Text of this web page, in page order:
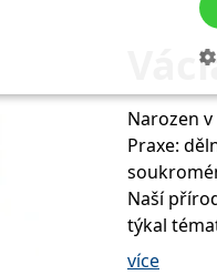
Narozen
Praxe:
Naší
týkal
více
ANALYTICKÉ
Analytické
webových stránek, jako je